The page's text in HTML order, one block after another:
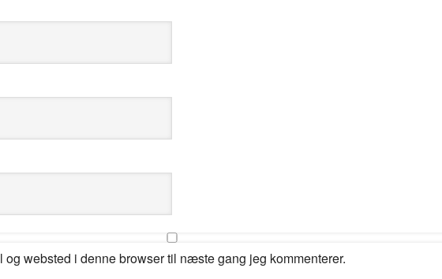
og websted i denne browser til næste gang jeg kommenterer.